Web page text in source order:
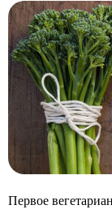
Первое